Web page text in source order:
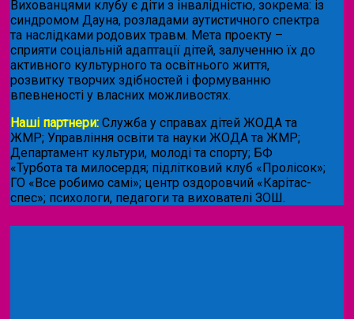
Вихованцями клубу є діти з інвалідністю, зокрема: із
синдромом Дауна, розладами аутистичного спектра
та наслідками родових травм. Мета проекту –
сприяти соціальній адаптації дітей, залученню їх до
активного культурного та освітнього життя,
розвитку творчих здібностей і формуванню
впевненості у власних можливостях.
Наші партнери: Служба у справах дітей ЖОДА та
ЖМР; Управління освіти та науки ЖОДА та ЖМР;
Департамент культури, молоді та спорту; БФ
«Турбота та милосердя; підлітковий клуб «Пролісок»;
ГО «Все робимо самі»; центр оздоровчий «Карітас-
спес»; психологи, педагоги та вихователі ЗОШ.